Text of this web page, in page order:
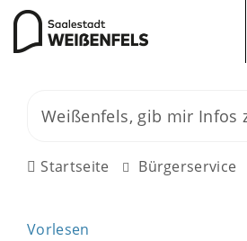
Startseite Bürgerservice
Vorlesen